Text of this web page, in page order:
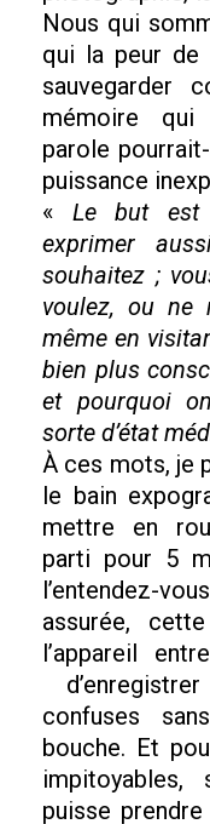
Nous qui
qui la peur de
sauvegarder
mémoire qui
parole
puissance
« Le but est
exprimer
souhaitez ;
voulez, ou ne
même en
bien plus
et pourquoi
sorte d’état
À ces mots, je
le bain
mettre en
parti pour 5
l’entendez-
assurée,
l’appareil
confuses
bouche. Et
puisse